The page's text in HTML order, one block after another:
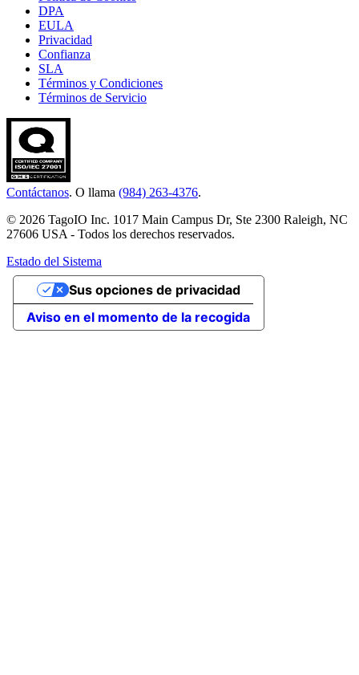
DPA
EULA
Privacidad
Confianza
SLA
Términos y Condiciones
Términos de Servicio
Contáctanos. O llama (984) 263-4376.
© 2026 TagoIO Inc. 1017 Main Campus Dr, Ste 2300 Raleigh, NC
27606 USA - Todos los derechos reservados.
Estado del Sistema
Aviso en el momento de la recogida
Sus opciones de privacidad